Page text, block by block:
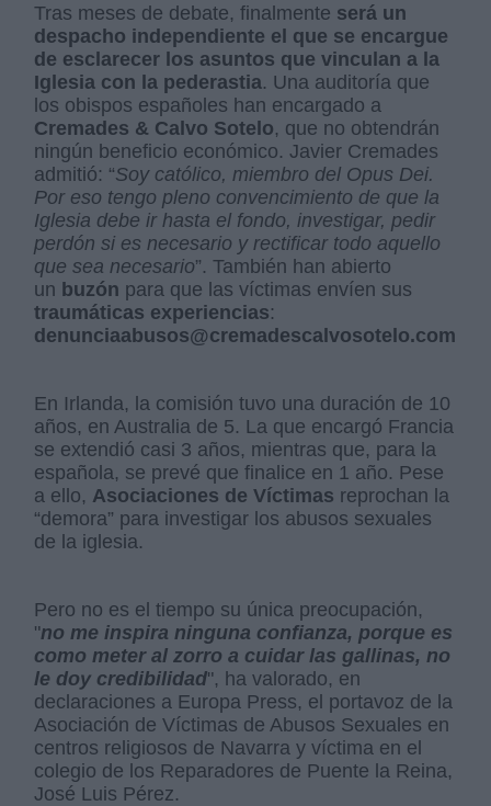
Tras meses de debate, finalmente será un
despacho independiente el que se encargue
de esclarecer los asuntos que vinculan a la
Iglesia con la pederastia. Una auditoría que
los obispos españoles han encargado a
Cremades & Calvo Sotelo, que no obtendrán
ningún beneficio económico. Javier Cremades
admitió: “Soy católico, miembro del Opus Dei.
Por eso tengo pleno convencimiento de que la
Iglesia debe ir hasta el fondo, investigar, pedir
perdón si es necesario y rectificar todo aquello
que sea necesario”. También han abierto
un buzón para que las víctimas envíen sus
traumáticas experiencias:
denunciaabusos@cremadescalvosotelo.com
En Irlanda, la comisión tuvo una duración de 10
años, en Australia de 5. La que encargó Francia
se extendió casi 3 años, mientras que, para la
española, se prevé que finalice en 1 año. Pese
a ello, Asociaciones de Víctimas reprochan la
“demora” para investigar los abusos sexuales
de la iglesia.
Pero no es el tiempo su única preocupación,
"no me inspira ninguna confianza, porque es
como meter al zorro a cuidar las gallinas, no
le doy credibilidad", ha valorado, en
declaraciones a Europa Press, el portavoz de la
Asociación de Víctimas de Abusos Sexuales en
centros religiosos de Navarra y víctima en el
colegio de los Reparadores de Puente la Reina,
José Luis Pérez.